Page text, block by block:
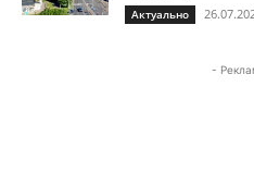
Актуально
-